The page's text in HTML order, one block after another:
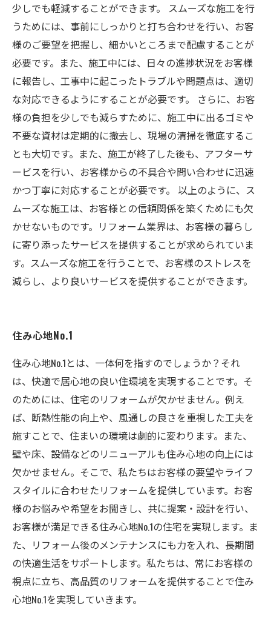
少しでも軽減することができます。 スムーズな施工を行
うためには、事前にしっかりと打ち合わせを行い、お客
様のご要望を把握し、細かいところまで配慮することが
必要です。また、施工中には、日々の進捗状況をお客様
に報告し、工事中に起こったトラブルや問題点は、適切
な対応できるようにすることが必要です。 さらに、お客
様の負担を少しでも減らすために、施工中に出るゴミや
不要な資材は定期的に撤去し、現場の清掃を徹底するこ
とも大切です。また、施工が終了した後も、アフターサ
ービスを行い、お客様からの不具合や問い合わせに迅速
かつ丁寧に対応することが必要です。 以上のように、ス
ムーズな施工は、お客様との信頼関係を築くためにも欠
かせないものです。リフォーム業界は、お客様の暮らし
に寄り添ったサービスを提供することが求められていま
す。スムーズな施工を行うことで、お客様のストレスを
減らし、より良いサービスを提供することができます。
住み心地No.1
住み心地No.1とは、一体何を指すのでしょうか？それ
は、快適で居心地の良い住環境を実現することです。そ
のためには、住宅のリフォームが欠かせません。例え
ば、断熱性能の向上や、風通しの良さを重視した工夫を
施すことで、住まいの環境は劇的に変わります。また、
壁や床、設備などのリニューアルも住み心地の向上には
欠かせません。そこで、私たちはお客様の要望やライフ
スタイルに合わせたリフォームを提供しています。お客
様のお悩みや希望をお聞きし、共に提案・設計を行い、
お客様が満足できる住み心地No.1の住宅を実現します。ま
た、リフォーム後のメンテナンスにも力を入れ、長期間
の快適生活をサポートします。私たちは、常にお客様の
視点に立ち、高品質のリフォームを提供することで住み
心地No.1を実現していきます。